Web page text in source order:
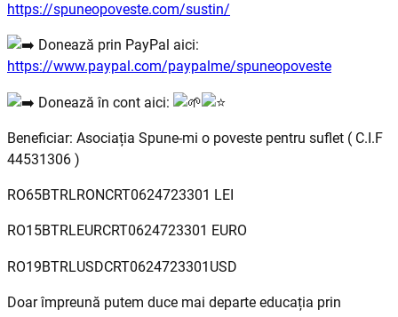
https://spuneopoveste.com/sustin/
Donează prin PayPal aici:
https://www.paypal.com/paypalme/spuneopoveste
Donează în cont aici:
Beneficiar: Asociația Spune-mi o poveste pentru suflet ( C.I.F
44531306 )
RO65BTRLRONCRT0624723301 LEI
RO15BTRLEURCRT0624723301 EURO
RO19BTRLUSDCRT0624723301USD
Doar împreună putem duce mai departe educația prin